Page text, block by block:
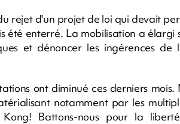
rejet d'un projet de loi qui devait
été enterré. La mobilisation a élargi
et dénoncer les ingérences de
ont diminué ces derniers mois.
notamment par les
Battons-nous pour la